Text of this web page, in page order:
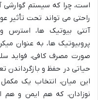
است، چرا که سیستم
راحتی می تواند تحت تأثیر
آنتی بیوتیک ها، استرس
پروبیوتیک ها، به عنوان
صورت مصرف کافی، فواید
حیاتی در حفظ و بازگرداندن
این میان، انتخاب یک
نوزادان، که هم ایمن و